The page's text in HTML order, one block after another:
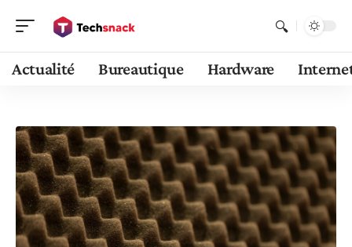
Actualité Bureautique Hardware